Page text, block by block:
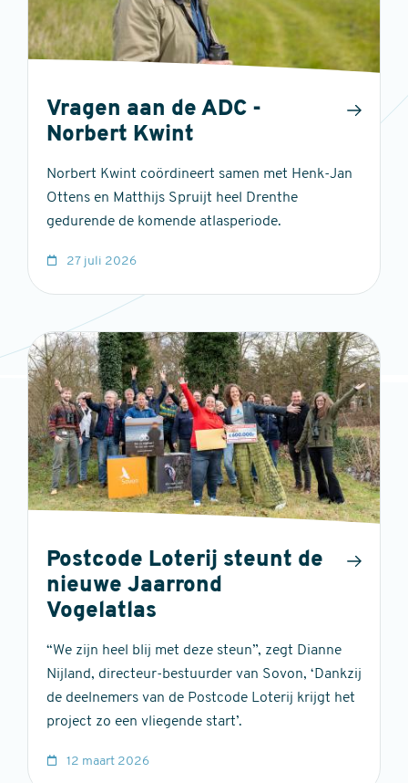
Vragen aan de ADC -
Norbert Kwint
Norbert Kwint coördineert samen met Henk-Jan
Ottens en Matthijs Spruijt heel Drenthe
gedurende de komende atlasperiode.
27 juli 2026
Postcode Loterij steunt de
nieuwe Jaarrond
Vogelatlas
“We zijn heel blij met deze steun”, zegt Dianne
Nijland, directeur-bestuurder van Sovon, ‘Dankzij
de deelnemers van de Postcode Loterij krijgt het
project zo een vliegende start’.
12 maart 2026